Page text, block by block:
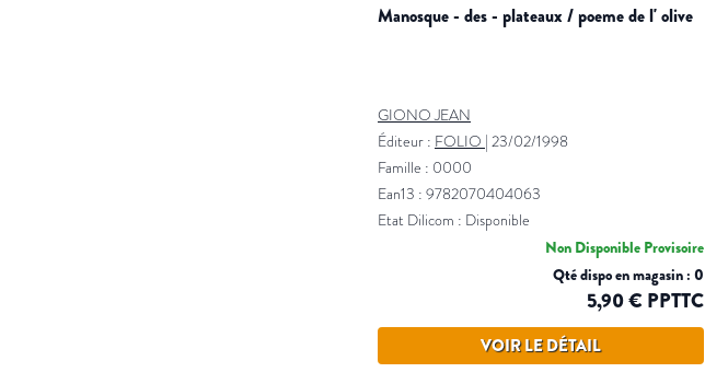
manosque - des - plateaux / poeme de l' olive
GIONO JEAN
Éditeur : FOLIO | 23/02/1998
Famille : 0000
Ean13 : 9782070404063
Etat Dilicom : Disponible
Non Disponible Provisoire
Qté dispo en magasin : 0
5,90 € PPTTC
VOIR LE DÉTAIL